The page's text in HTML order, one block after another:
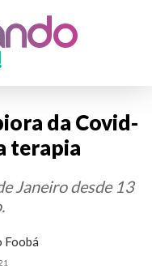
da Covid-
terapia
Janeiro desde 13
Foobá